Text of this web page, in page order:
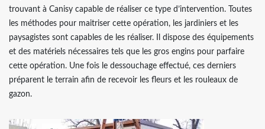
trouvant à Canisy capable de réaliser ce type d’intervention. Toutes
les méthodes pour maitriser cette opération, les jardiniers et les
paysagistes sont capables de les réaliser. Il dispose des équipements
et des matériels nécessaires tels que les gros engins pour parfaire
cette opération. Une fois le dessouchage effectué, ces derniers
préparent le terrain afin de recevoir les fleurs et les rouleaux de
gazon.